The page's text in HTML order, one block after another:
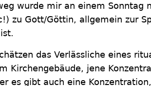
wurde mir an einem Sonntag
zu Gott/Göttin, allgemein zur
das Verlässliche eines
Kirchengebäude, jene
es gibt auch eine